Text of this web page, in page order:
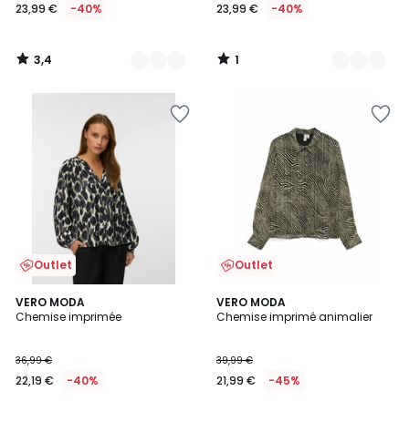
23,99 € -40%
3,4
/
23,99 € -40%
1
/
Outlet
VERO MODA
Chemise imprimée
36,99 €
22,19 € -40%
4
/
Outlet
VERO MODA
Chemise imprimé animalier
39,99 €
21,99 € -45%
4
/